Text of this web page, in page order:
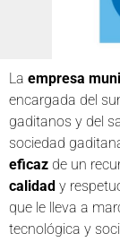
La empresa
encargada del
gaditanos y del
sociedad
eficaz de un
calidad y
que le lleva a
tecnológica y